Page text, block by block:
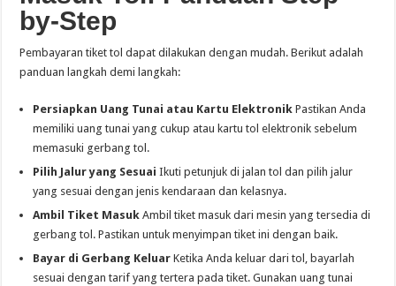
by-Step
Pembayaran tiket tol dapat dilakukan dengan mudah. Berikut adalah
panduan langkah demi langkah:
Persiapkan Uang Tunai atau Kartu Elektronik Pastikan Anda
memiliki uang tunai yang cukup atau kartu tol elektronik sebelum
memasuki gerbang tol.
Pilih Jalur yang Sesuai Ikuti petunjuk di jalan tol dan pilih jalur
yang sesuai dengan jenis kendaraan dan kelasnya.
Ambil Tiket Masuk Ambil tiket masuk dari mesin yang tersedia di
gerbang tol. Pastikan untuk menyimpan tiket ini dengan baik.
Bayar di Gerbang Keluar Ketika Anda keluar dari tol, bayarlah
sesuai dengan tarif yang tertera pada tiket. Gunakan uang tunai